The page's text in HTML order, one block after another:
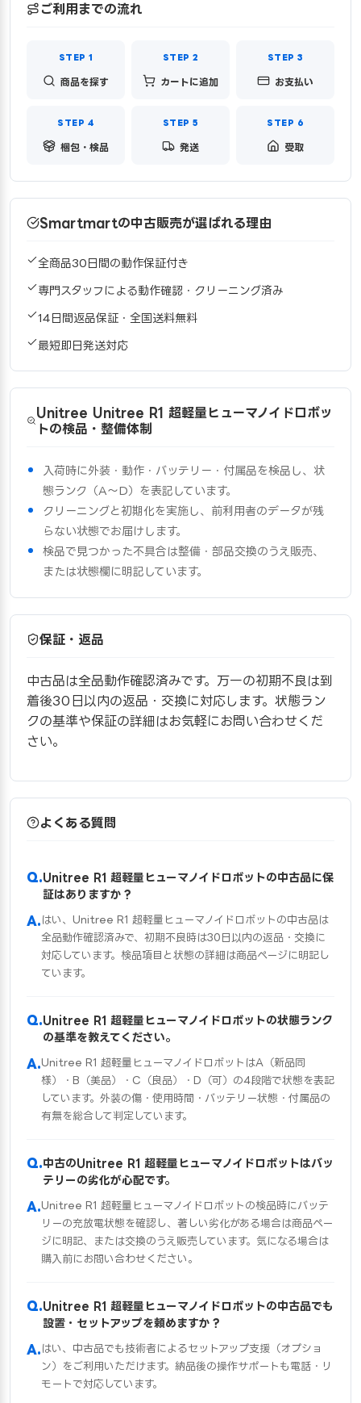
ご利用までの流れ
商品を探す カートに追加 お支払い
梱包・検品 発送 受取
Smartmartの中古販売が選ばれる理由
全商品30日間の動作保証付き
専門スタッフによる動作確認・クリーニング済み
14日間返品保証・全国送料無料
最短即日発送対応
Unitree Unitree R1 超軽量ヒューマノイドロボッ
トの検品・整備体制
入荷時に外装・動作・バッテリー・付属品を検品し、状
態ランク（A〜D）を表記しています。
クリーニングと初期化を実施し、前利用者のデータが残
らない状態でお届けします。
検品で見つかった不具合は整備・部品交換のうえ販売、
または状態欄に明記しています。
保証・返品
中古品は全品動作確認済みです。万一の初期不良は到
着後30日以内の返品・交換に対応します。状態ラン
クの基準や保証の詳細はお気軽にお問い合わせくだ
さい。
よくある質問
Unitree R1 超軽量ヒューマノイドロボットの中古品に保
証はありますか？
はい、Unitree R1 超軽量ヒューマノイドロボットの中古品は
全品動作確認済みで、初期不良時は30日以内の返品・交換に
対応しています。検品項目と状態の詳細は商品ページに明記し
ています。
Unitree R1 超軽量ヒューマノイドロボットの状態ランク
の基準を教えてください。
Unitree R1 超軽量ヒューマノイドロボットはA（新品同
様）・B（美品）・C（良品）・D（可）の4段階で状態を表記
しています。外装の傷・使用時間・バッテリー状態・付属品の
有無を総合して判定しています。
中古のUnitree R1 超軽量ヒューマノイドロボットはバッ
テリーの劣化が心配です。
Unitree R1 超軽量ヒューマノイドロボットの検品時にバッテ
リーの充放電状態を確認し、著しい劣化がある場合は商品ペー
ジに明記、または交換のうえ販売しています。気になる場合は
購入前にお問い合わせください。
Unitree R1 超軽量ヒューマノイドロボットの中古品でも
設置・セットアップを頼めますか？
はい、中古品でも技術者によるセットアップ支援（オプショ
ン）をご利用いただけます。納品後の操作サポートも電話・リ
モートで対応しています。